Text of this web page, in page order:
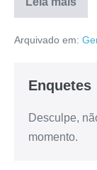
Arquivado em:
Enquetes
Desculpe,
momento.